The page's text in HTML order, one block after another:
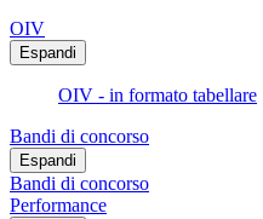
OIV
Espandi
OIV - in formato tabellare
Bandi di concorso
Espandi
Bandi di concorso
Performance